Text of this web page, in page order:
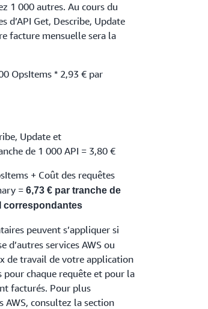
1 000 autres. Au cours du
d’API Get, Describe, Update
facture mensuelle sera la
OpsItems * 2,93 € par
Update et
de 1 000 API = 3,80 €
+ Coût des requêtes
= 6,73 € par tranche de
correspondantes
peuvent s’appliquer si
services AWS ou
de travail de votre application
pour chaque requête et pour la
facturés. Pour plus
AWS, consultez la section